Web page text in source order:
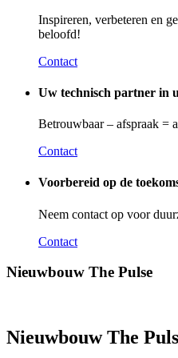
Inspireren, verbeteren en
beloofd!
Contact
Uw technisch partner in
Betrouwbaar – afspraak =
Contact
Voorbereid op de
Neem contact op voor
Contact
Nieuwbouw The Pulse
Nieuwbouw The